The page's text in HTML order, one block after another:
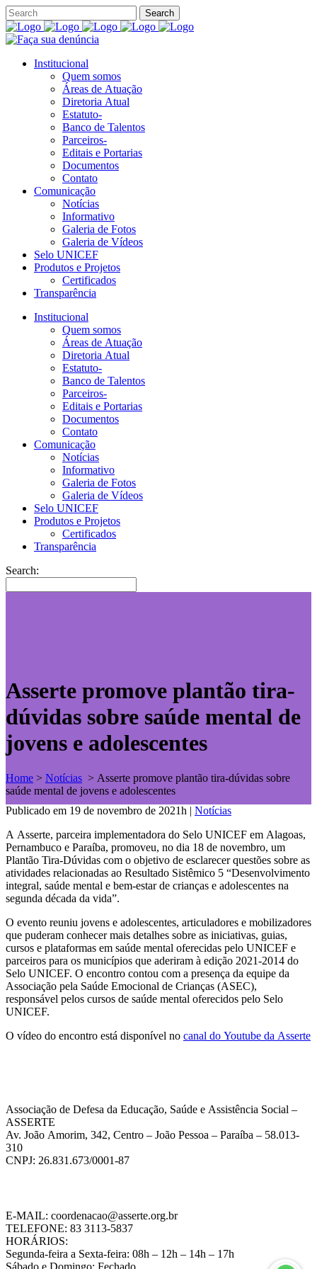
Institucional
Quem somos
Áreas de Atuação
Diretoria Atual
Estatuto-
Banco de Talentos
Parceiros-
Editais e Portarias
Documentos
Contato
Comunicação
Notícias
Informativo
Galeria de Fotos
Galeria de Vídeos
Selo UNICEF
Produtos e Projetos
Certificados
Transparência
Institucional
Quem somos
Áreas de Atuação
Diretoria Atual
Estatuto-
Banco de Talentos
Parceiros-
Editais e Portarias
Documentos
Contato
Comunicação
Notícias
Informativo
Galeria de Fotos
Galeria de Vídeos
Selo UNICEF
Produtos e Projetos
Certificados
Transparência
Search:
Asserte promove plantão tira-
dúvidas sobre saúde mental de
jovens e adolescentes
Home > Notícias > Asserte promove plantão tira-dúvidas sobre
saúde mental de jovens e adolescentes
Publicado em 19 de novembro de 2021h | Notícias
A Asserte, parceira implementadora do Selo UNICEF em Alagoas,
Pernambuco e Paraíba, promoveu, no dia 18 de novembro, um
Plantão Tira-Dúvidas com o objetivo de esclarecer questões sobre as
atividades relacionadas ao Resultado Sistêmico 5 “Desenvolvimento
integral, saúde mental e bem-estar de crianças e adolescentes na
segunda década da vida”.
O evento reuniu jovens e adolescentes, articuladores e mobilizadores
que puderam conhecer mais detalhes sobre as iniciativas, guias,
cursos e plataformas em saúde mental oferecidas pelo UNICEF e
parceiros para os municípios que aderiram à edição 2021-2014 do
Selo UNICEF. O encontro contou com a presença da equipe da
Associação pela Saúde Emocional de Crianças (ASEC),
responsável pelos cursos de saúde mental oferecidos pelo Selo
UNICEF.
O vídeo do encontro está disponível no canal do Youtube da Asserte
Associação de Defesa da Educação, Saúde e Assistência Social –
ASSERTE
Av. João Amorim, 342, Centro – João Pessoa – Paraíba – 58.013-
310
CNPJ: 26.831.673/0001-87
E-MAIL: coordenacao@asserte.org.br
TELEFONE: 83 3113-5837
HORÁRIOS:
Segunda-feira a Sexta-feira: 08h – 12h – 14h – 17h
Sábado e Domingo: Fechado